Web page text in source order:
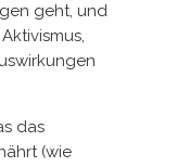
geht, und
das
(wie